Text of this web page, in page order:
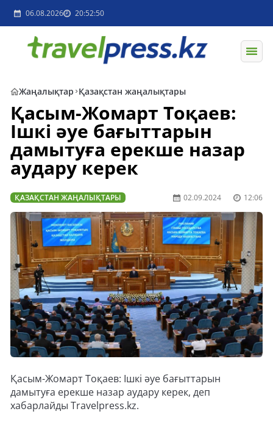
06.08.2026 20:52:50
Жаңалықтар Қазақстан жаңалықтары
Қасым-Жомарт Тоқаев:
Ішкі әуе бағыттарын
дамытуға ерекше назар
аудару керек
ҚАЗАҚСТАН ЖАҢАЛЫҚТАРЫ 02.09.2024 12:06
Қасым-Жомарт Тоқаев: Ішкі әуе бағыттарын
дамытуға ерекше назар аудару керек, деп
хабарлайды Travelpress.kz.